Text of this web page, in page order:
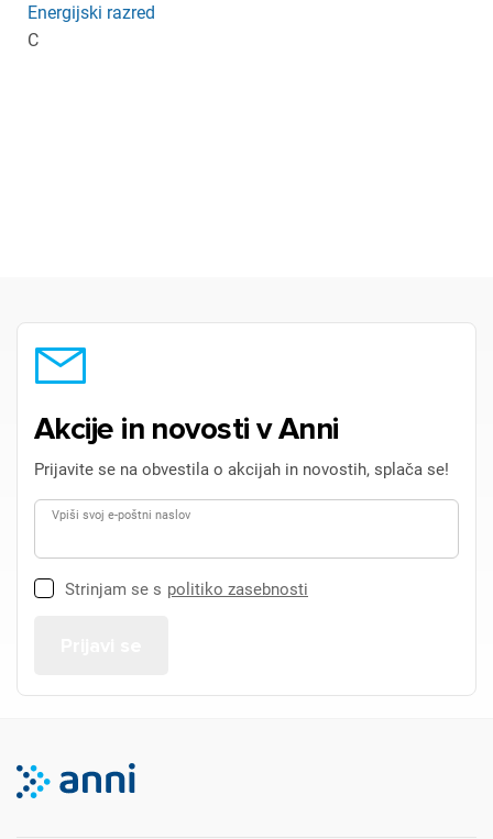
Energijski razred
C
Akcije in novosti v Anni
Prijavite se na obvestila o akcijah in novostih, splača se!
Vpiši svoj e-poštni naslov
Strinjam se s politiko zasebnosti